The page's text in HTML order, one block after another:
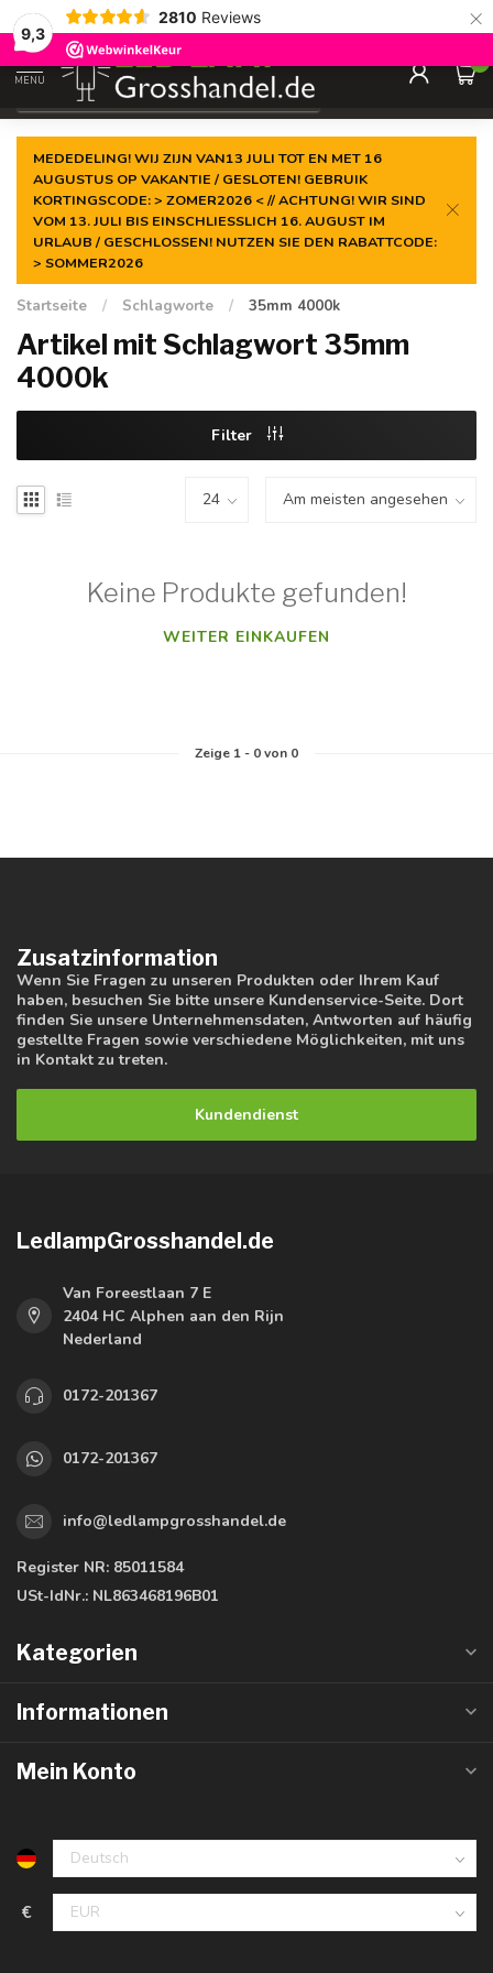
9,3
2810 Reviews ×
Garantiert derniedrigste Preis
MENU
0
MEDEDELING! WIJ ZIJN VAN13 JULI TOT EN MET 16
AUGUSTUS OP VAKANTIE / GESLOTEN! GEBRUIK
KORTINGSCODE: > ZOMER2026 < // ACHTUNG! WIR SIND
VOM 13. JULI BIS EINSCHLIESSLICH 16. AUGUST IM
URLAUB / GESCHLOSSEN! NUTZEN SIE DEN RABATTCODE:
> SOMMER2026
Startseite / Schlagworte / 35mm 4000k
Artikel mit Schlagwort 35mm
4000k
Filter
Keine Produkte gefunden!
WEITER EINKAUFEN
Zeige 1- 0von 0
Zusatzinformation
Wenn Sie Fragen zu unseren Produkten oder Ihrem Kauf
haben, besuchen Sie bitte unsere Kundenservice-Seite. Dort
finden Sie unsere Unternehmensdaten, Antworten auf häufig
gestellte Fragen sowie verschiedene Möglichkeiten, mit uns
in Kontakt zu treten.
Kundendienst
LedlampGrosshandel.de
Van Foreestlaan 7 E
2404 HC Alphen aan den Rijn
Nederland
0172-201367
0172-201367
info@ledlampgrosshandel.de
Register NR: 85011584
USt-IdNr.: NL863468196B01
Kategorien
Informationen
Mein Konto
€